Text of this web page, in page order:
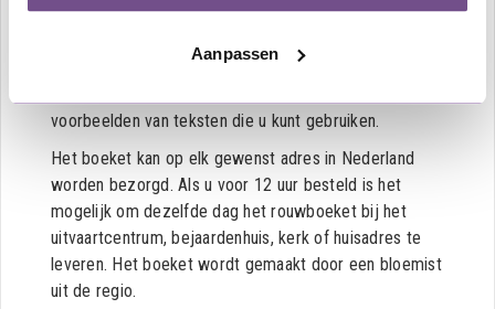
Aanpassen
voegt u in het winkelmandje gemakkelijk toe aan de
een tekst voor op het rouwlint te bedenken. Daarom
voorbeelden van teksten die u kunt gebruiken.
Het boeket kan op elk gewenst adres in Nederland
worden bezorgd. Als u voor 12 uur besteld is het
mogelijk om dezelfde dag het rouwboeket bij het
uitvaartcentrum, bejaardenhuis, kerk of huisadres te
leveren. Het boeket wordt gemaakt door een bloemist
uit de regio.